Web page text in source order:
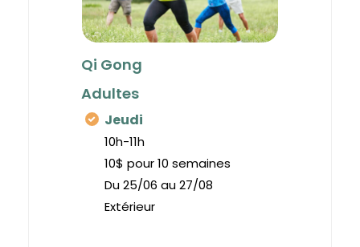
Qi Gong
Adultes
Jeudi
10h-11h
10$ pour 10 semaines
Du 25/06 au 27/08
Extérieur